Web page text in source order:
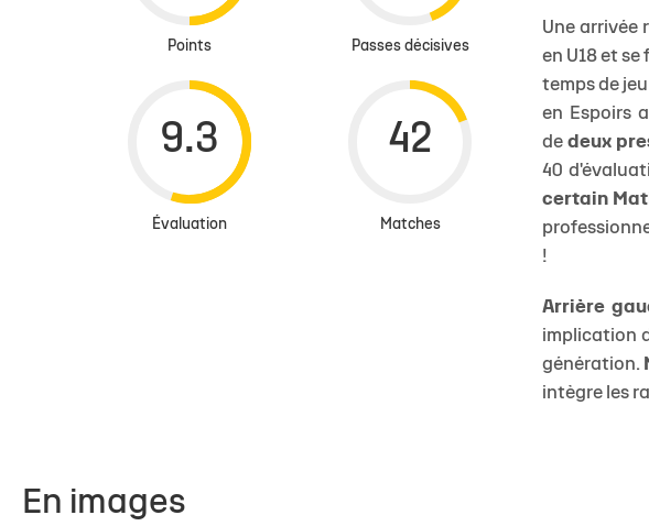
Points Passes décisives
Évaluation Matches
Une arrivée
en U18 et
temps de
en Espoirs
dedeux
40
certain
!
Arrière
implication
génération.
intègre les
En images